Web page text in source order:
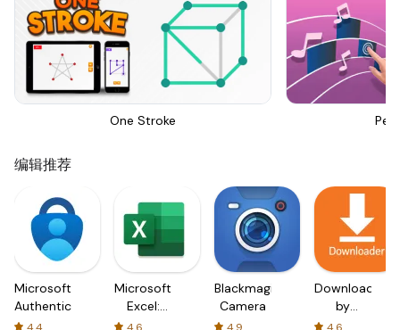
One Stroke
编辑推荐
Microsoft
Authenticator
Microsoft
Excel:
Spreadsheets
Blackmagic
Camera
Downloader
by
AFTVnews